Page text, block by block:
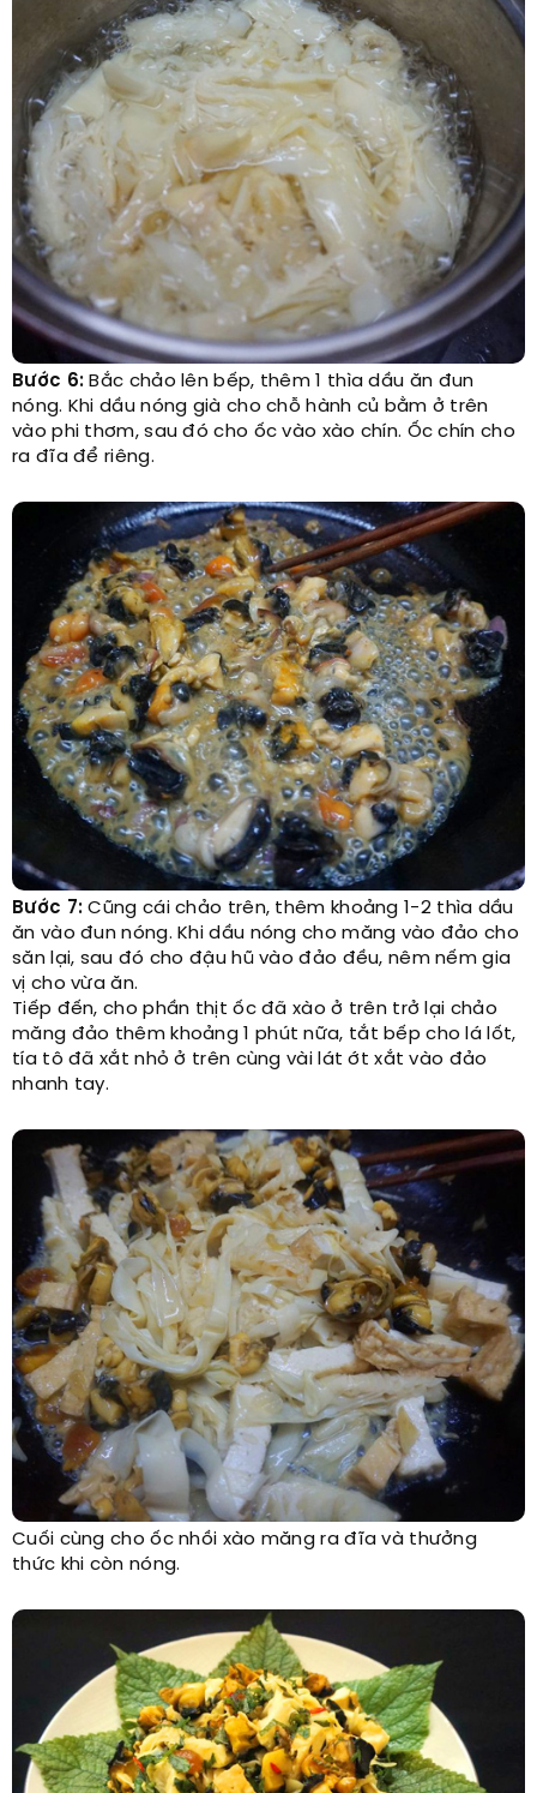
Bước 6: Bắc chảo lên bếp, thêm 1 thìa dầu ăn đun
nóng. Khi dầu nóng già cho chỗ hành củ bằm ở trên
vào phi thơm, sau đó cho ốc vào xào chín. Ốc chín cho
ra đĩa để riêng.
Bước 7: Cũng cái chảo trên, thêm khoảng 1-2 thìa dầu
ăn vào đun nóng. Khi dầu nóng cho măng vào đảo cho
săn lại, sau đó cho đậu hũ vào đảo đều, nêm nếm gia
vị cho vừa ăn.
Tiếp đến, cho phần thịt ốc đã xào ở trên trở lại chảo
măng đảo thêm khoảng 1 phút nữa, tắt bếp cho lá lốt,
tía tô đã xắt nhỏ ở trên cùng vài lát ớt xắt vào đảo
nhanh tay.
Cuối cùng cho ốc nhồi xào măng ra đĩa và thưởng
thức khi còn nóng.